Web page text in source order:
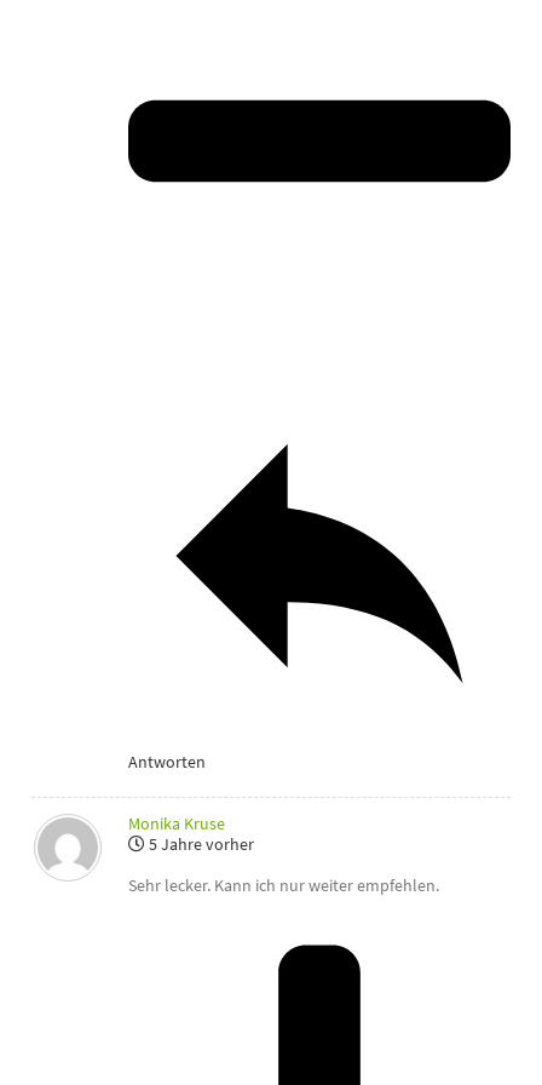
Antworten
Monika Kruse
5 Jahre vorher
Sehr lecker. Kann ich nur weiter empfehlen.